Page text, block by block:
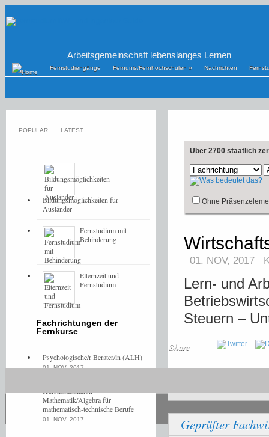
Arbeitsgemeinschaft lebenslanges Lernen
Fernstudiengänge Fernunis/Fernhochschulen » Nachrichten
Über 2700 staatlich
Ohne
01. NOV, 2017
Lern- und
Steuern –
Share
Geprüfter
POPULAR LATEST
Bildungsmöglichkeiten für
Ausländer
Fernstudium mit
Behinderung
Elternzeit und
Fernstudium
Fachrichtungen der
Fernkurse
Psychologische/r Berater/in (ALH)
01. NOV, 2017
Kurskombination
Mathematik/Algebra für
mathematisch-technische Berufe
01. NOV, 2017